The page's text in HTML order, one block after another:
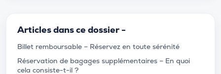
Articles dans ce dossier -
Billet remboursable – Réservez en toute sérénité
Réservation de bagages supplémentaires – En quoi
cela consiste-t-il ?